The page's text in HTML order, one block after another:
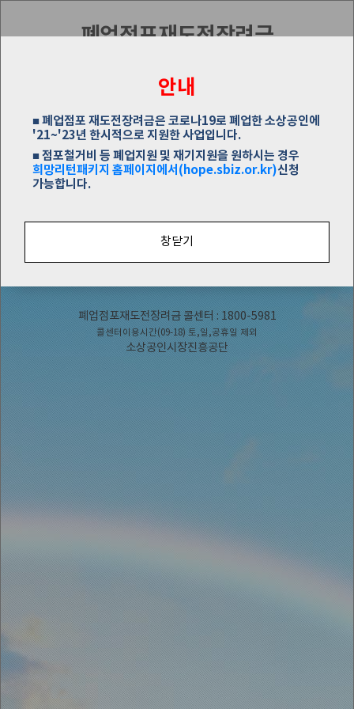
안내
■ 폐업점포 재도전장려금은 코로나19로 폐업한 소상공인에
'21~'23년 한시적으로 지원한 사업입니다.
■ 점포철거비 등 폐업지원 및 재기지원을 원하시는 경우
희망리턴패키지 홈페이지에서(hope.sbiz.or.kr)신청
가능합니다.
창닫기
폐업점포재도전장려금
폐업점포재도전장려금 콜센터 : 1800-5981
콜센터이용시간(09-18) 토,일,공휴일 제외
소상공인시장진흥공단